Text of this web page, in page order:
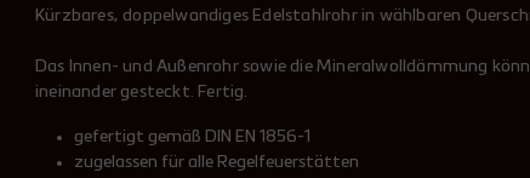
Kürzbares, doppelwandiges Edelstahlrohr in wählbaren
Das Innen- und Außenrohr sowie die Mineralwolldämmung
ineinander gesteckt. Fertig.
gefertigt gemäß DIN EN 1856-1
zugelassen für alle Regelfeuerstätten